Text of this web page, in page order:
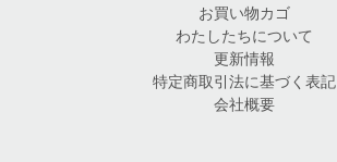
お買い物カゴ
わたしたちについて
更新情報
特定商取引法に基づく表記
会社概要